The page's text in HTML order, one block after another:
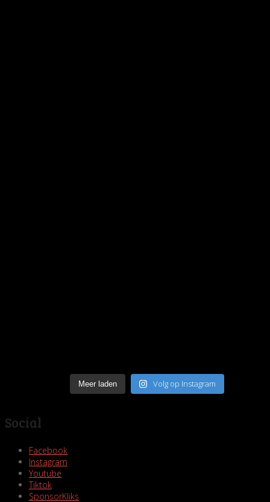
Meer laden Volg op Instagram
Social
Facebook
Instagram
Youtube
Tiktok
SponsorKliks